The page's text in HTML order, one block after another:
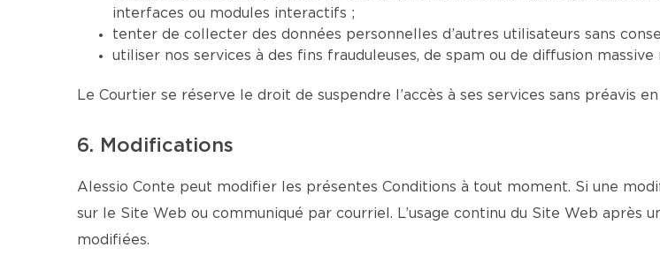
interfaces ou modules interactifs ;
tenter de collecter des données personnelles d’autres utilisateurs sans
utiliser nos services à des fins frauduleuses, de spam ou de diffusion massive
Le Courtier se réserve le droit de suspendre l’accès à ses services sans préavis
6. Modifications
Alessio Conte peut modifier les présentes Conditions à tout moment. Si une
sur le Site Web ou communiqué par courriel. L’usage continu du Site Web après
modifiées.